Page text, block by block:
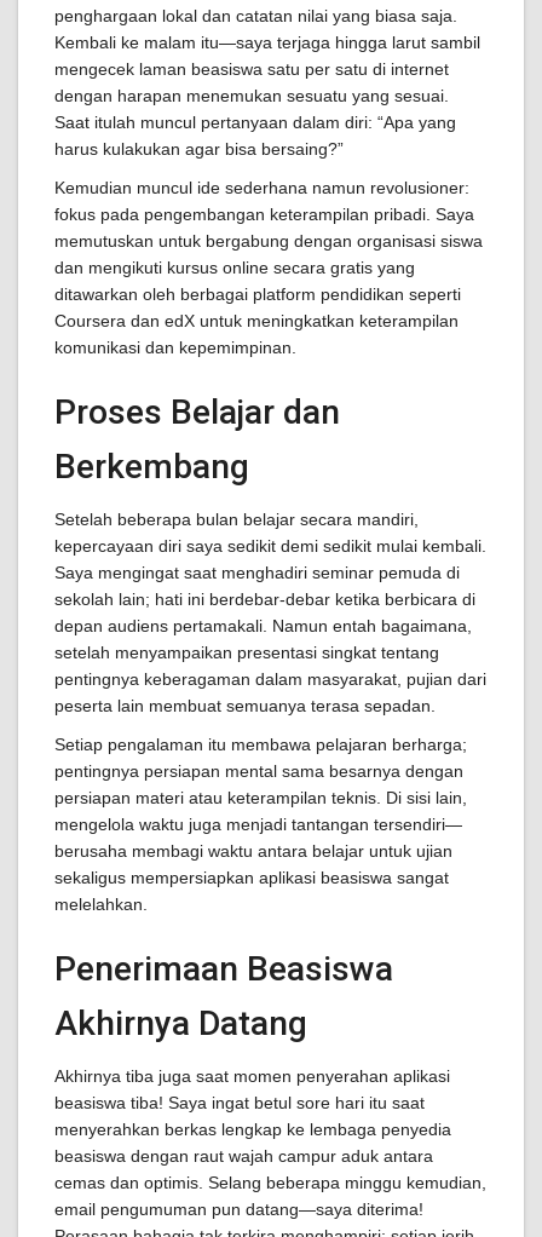
penghargaan lokal dan catatan nilai yang biasa saja.
Kembali ke malam itu—saya terjaga hingga larut sambil
mengecek laman beasiswa satu per satu di internet
dengan harapan menemukan sesuatu yang sesuai.
Saat itulah muncul pertanyaan dalam diri: “Apa yang
harus kulakukan agar bisa bersaing?”
Kemudian muncul ide sederhana namun revolusioner:
fokus pada pengembangan keterampilan pribadi. Saya
memutuskan untuk bergabung dengan organisasi siswa
dan mengikuti kursus online secara gratis yang
ditawarkan oleh berbagai platform pendidikan seperti
Coursera dan edX untuk meningkatkan keterampilan
komunikasi dan kepemimpinan.
Proses Belajar dan
Berkembang
Setelah beberapa bulan belajar secara mandiri,
kepercayaan diri saya sedikit demi sedikit mulai kembali.
Saya mengingat saat menghadiri seminar pemuda di
sekolah lain; hati ini berdebar-debar ketika berbicara di
depan audiens pertamakali. Namun entah bagaimana,
setelah menyampaikan presentasi singkat tentang
pentingnya keberagaman dalam masyarakat, pujian dari
peserta lain membuat semuanya terasa sepadan.
Setiap pengalaman itu membawa pelajaran berharga;
pentingnya persiapan mental sama besarnya dengan
persiapan materi atau keterampilan teknis. Di sisi lain,
mengelola waktu juga menjadi tantangan tersendiri—
berusaha membagi waktu antara belajar untuk ujian
sekaligus mempersiapkan aplikasi beasiswa sangat
melelahkan.
Penerimaan Beasiswa
Akhirnya Datang
Akhirnya tiba juga saat momen penyerahan aplikasi
beasiswa tiba! Saya ingat betul sore hari itu saat
menyerahkan berkas lengkap ke lembaga penyedia
beasiswa dengan raut wajah campur aduk antara
cemas dan optimis. Selang beberapa minggu kemudian,
email pengumuman pun datang—saya diterima!